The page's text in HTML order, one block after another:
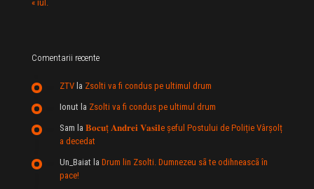
« iul.
Comentarii recente
ZTV la Zsolti va fi condus pe ultimul drum
Ionut la Zsolti va fi condus pe ultimul drum
Sam la 𝐁𝐨𝐜𝐮ț 𝐀𝐧𝐝𝐫𝐞𝐢 𝐕𝐚𝐬𝐢𝐥e şeful Postului de Poliție Vârșolț
a decedat
Un_Baiat la Drum lin Zsolti. Dumnezeu sã te odihneascã în
pace!